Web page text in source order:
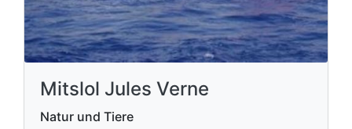
Mitslol Jules Verne
Natur und Tiere